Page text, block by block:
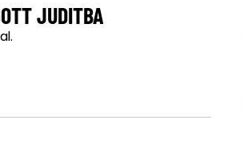
JUDITBA